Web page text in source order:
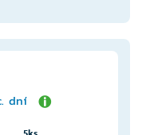
dní